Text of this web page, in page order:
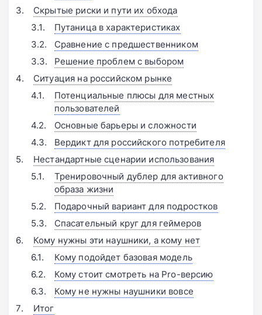
Скрытые риски и пути их обхода
Путаница в характеристиках
Сравнение с предшественником
Решение проблем с выбором
Ситуация на российском рынке
Потенциальные плюсы для местных
пользователей
Основные барьеры и сложности
Вердикт для российского потребителя
Нестандартные сценарии использования
Тренировочный дублер для активного
образа жизни
Подарочный вариант для подростков
Спасательный круг для геймеров
Кому нужны эти наушники, а кому нет
Кому подойдет базовая модель
Кому стоит смотреть на Pro-версию
Кому не нужны наушники вовсе
Итог